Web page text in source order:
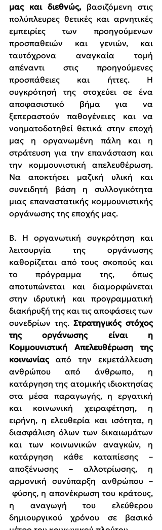
μας και διεθνώς, βασιζόμενη στις
πολύπλευρες θετικές και αρνητικές
εμπειρίες των προηγούμενων
προσπαθειών και γενιών, και
ταυτόχρονα αναγκαία τομή
απέναντι στις προηγούμενες
προσπάθειες και ήττες. Η
συγκρότησή της στοχεύει σε ένα
αποφασιστικό βήμα για να
ξεπεραστούν παθογένειες και να
νοηματοδοτηθεί θετικά στην εποχή
μας η οργανωμένη πάλη και η
στράτευση για την επανάσταση και
την κομμουνιστική απελευθέρωση.
Να αποκτήσει μαζική υλική και
συνειδητή βάση η συλλογικότητα
μιας επαναστατικής κομμουνιστικής
οργάνωσης της εποχής μας.
Β. Η οργανωτική συγκρότηση και
λειτουργία της οργάνωσης
καθορίζεται από τους σκοπούς και
το πρόγραμμα της, όπως
αποτυπώνεται και διαμορφώνεται
στην ιδρυτική και προγραμματική
διακήρυξή της και τις αποφάσεις των
συνεδρίων της. Στρατηγικός στόχος
της οργάνωσης είναι η
Κομμουνιστική Απελευθέρωση της
κοινωνίας από την εκμετάλλευση
ανθρώπου από άνθρωπο, η
κατάργηση της ατομικής ιδιοκτησίας
στα μέσα παραγωγής, η εργατική
και κοινωνική χειραφέτηση, η
ειρήνη, η ελευθερία και ισότητα, η
διασφάλιση όλων των δικαιωμάτων
και των κοινωνικών αναγκών, η
κατάργηση κάθε καταπίεσης –
αποξένωσης – αλλοτρίωσης, η
αρμονική συνύπαρξη ανθρώπου –
φύσης, η απονέκρωση του κράτους,
η αναγωγή του ελεύθερου
δημιουργικού χρόνου σε βασικό